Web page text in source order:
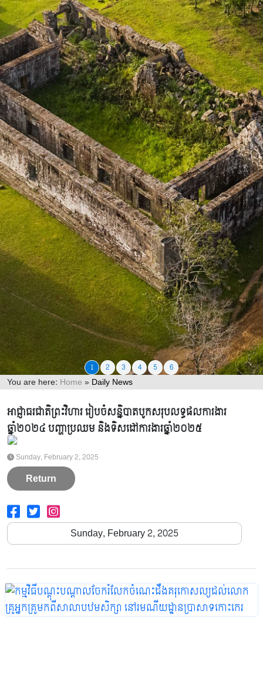
1 2 3 4 5 6
You are here: Home » Daily News
Daily News
2021 2022
អាជ្ញាធរជាតិព្រះវិហារ រៀបចំសន្និបាតបូកសរុបលទ្ធផលការងារ
ឆ្នាំ២០២៤ បញ្ហាប្រឈម និងទិសដៅការងារឆ្នាំ២០២៥
Sunday, February 2, 2025
Return
Sunday, February 2, 2025